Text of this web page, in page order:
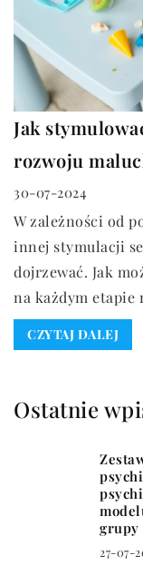
Jak
rozwoju
30-07-2024
W zależności od
innej stymulacji
dojrzewać. Jak
na każdym etapie
CZYTAJ DALEJ
Ostatnie
grupy
27-07-